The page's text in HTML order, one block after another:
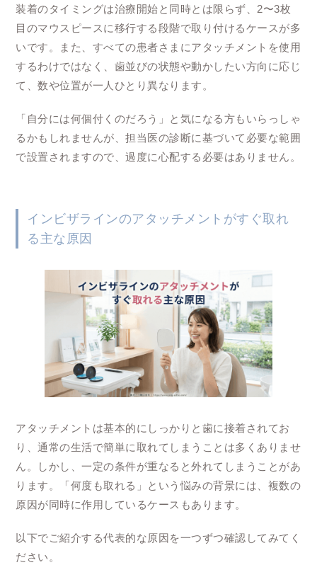
装着のタイミングは治療開始と同時とは限らず、2〜3枚
目のマウスピースに移行する段階で取り付けるケースが多
いです。また、すべての患者さまにアタッチメントを使用
するわけではなく、歯並びの状態や動かしたい方向に応じ
て、数や位置が一人ひとり異なります。
「自分には何個付くのだろう」と気になる方もいらっしゃ
るかもしれませんが、担当医の診断に基づいて必要な範囲
で設置されますので、過度に心配する必要はありません。
インビザラインのアタッチメントがすぐ取れ
る主な原因
アタッチメントは基本的にしっかりと歯に接着されてお
り、通常の生活で簡単に取れてしまうことは多くありませ
ん。しかし、一定の条件が重なると外れてしまうことがあ
ります。「何度も取れる」という悩みの背景には、複数の
原因が同時に作用しているケースもあります。
以下でご紹介する代表的な原因を一つずつ確認してみてく
ださい。